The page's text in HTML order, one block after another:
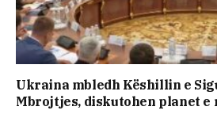
Ukraina mbledh Këshillin e
Mbrojtjes, diskutohen planet e